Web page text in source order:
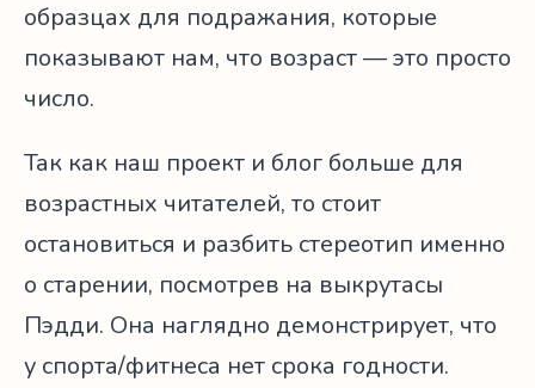
образцах для подражания, которые
показывают нам, что возраст — это просто
число.
Так как наш проект и блог больше для
возрастных читателей, то стоит
остановиться и разбить стереотип именно
о старении, посмотрев на выкрутасы
Пэдди. Она наглядно демонстрирует, что
у спорта/фитнеса нет срока годности.